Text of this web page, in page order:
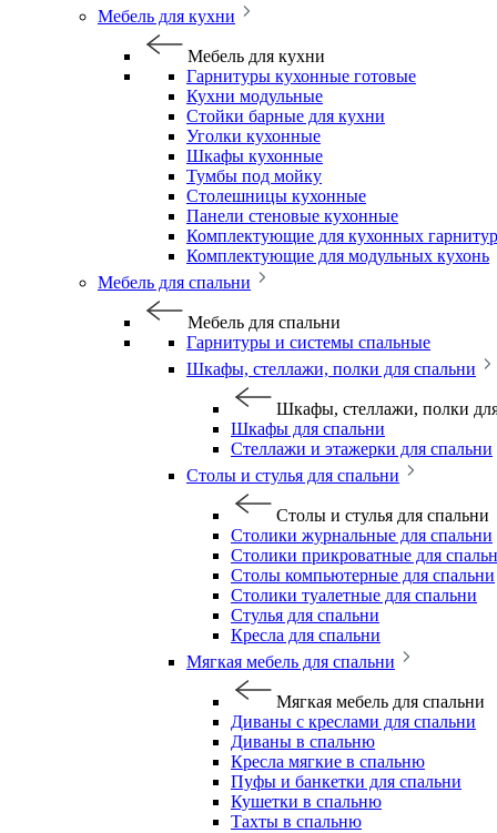
Мебель для кухни
Мебель для кухни
Гарнитуры кухонные готовые
Кухни модульные
Стойки барные для кухни
Уголки кухонные
Шкафы кухонные
Тумбы под мойку
Столешницы кухонные
Панели стеновые кухонные
Комплектующие для кухонных
Комплектующие для модульных кухонь
Мебель для спальни
Мебель для спальни
Гарнитуры и системы спальные
Шкафы, стеллажи, полки для спальни
Шкафы, стеллажи, полки
Шкафы для спальни
Стеллажи и этажерки для спальни
Столы и стулья для спальни
Столы и стулья для спальни
Столики журнальные для спальни
Столики прикроватные для
Столы компьютерные для спальни
Столики туалетные для спальни
Стулья для спальни
Кресла для спальни
Мягкая мебель для спальни
Мягкая мебель для спальни
Диваны с креслами для спальни
Диваны в спальню
Кресла мягкие в спальню
Пуфы и банкетки для спальни
Кушетки в спальню
Тахты в спальню